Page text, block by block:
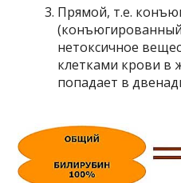
Прямой, т.е.
нетоксичное
клетками крови в
попадает в